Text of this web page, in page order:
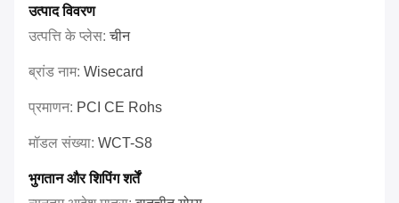
उत्पाद विवरण
उत्पत्ति के प्लेस:चीन
ब्रांड नाम: Wisecard
प्रमाणन: PCI CE Rohs
मॉडल संख्या: WCT-S8
भुगतान और शिपिंग शर्तें